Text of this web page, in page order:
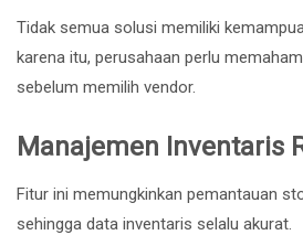
Tidak semua solusi memiliki
karena itu, perusahaan perlu
sebelum memilih vendor.
Manajemen Inventaris
Fitur ini memungkinkan pemantauan
sehingga data inventaris selalu akurat.